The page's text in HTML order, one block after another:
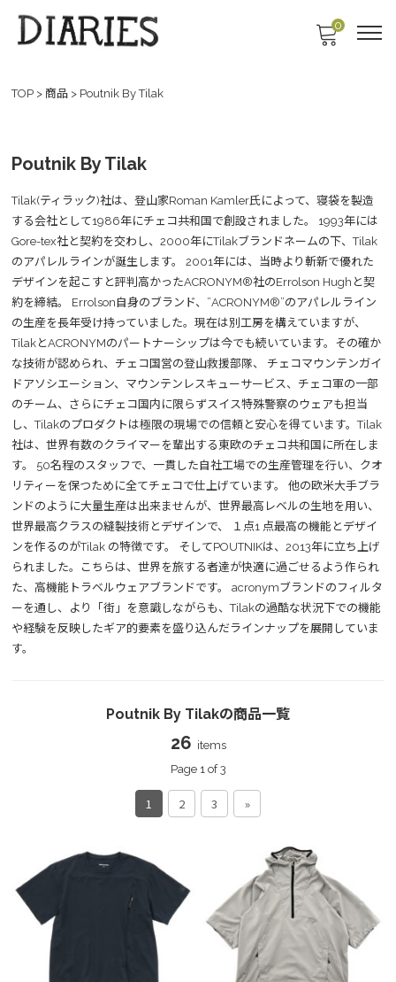
0
TOP > 商品 > Poutnik By Tilak
Poutnik By Tilak
Tilak(ティラック)社は、登山家Roman Kamler氏によって、寝袋を製造
する会社として1986年にチェコ共和国で創設されました。 1993年には
Gore-tex社と契約を交わし、2000年にTilakブランドネームの下、Tilak
のアパレルラインが誕生します。 2001年には、当時より斬新で優れた
デザインを起こすと評判高かったACRONYM®社のErrolson Hughと契
約を締結。 Errolson自身のブランド、”ACRONYM®”のアパレルライン
の生産を長年受け持っていました。現在は別工房を構えていますが、
TilakとACRONYMのパートナーシップは今でも続いています。その確か
な技術が認められ、チェコ国営の登山救援部隊、 チェコマウンテンガイ
ドアソシエーション、マウンテンレスキューサービス、チェコ軍の一部
のチーム、さらにチェコ国内に限らずスイス特殊警察のウェアも担当
し、Tilakのプロダクトは極限の現場での信頼と安心を得ています。Tilak
社は、世界有数のクライマーを輩出する東欧のチェコ共和国に所在しま
す。 50名程のスタッフで、一貫した自社工場での生産管理を行い、クオ
リティーを保つために全てチェコで仕上げています。 他の欧米大手ブラ
ンドのように大量生産は出来ませんが、世界最高レベルの生地を用い、
世界最高クラスの縫製技術とデザインで、 １点1 点最高の機能とデザイ
ンを作るのがTilak の特徴です。 そしてPOUTNIKは、2013年に立ち上げ
られました。こちらは、世界を旅する者達が快適に過ごせるよう作られ
た、高機能トラベルウェアブランドです。 acronymブランドのフィルタ
ーを通し、より「街」を意識しながらも、Tilakの過酷な状況下での機能
や経験を反映したギア的要素を盛り込んだラインナップを展開していま
す。
Poutnik By Tilakの商品一覧
26 items
Page 1 of 3
1 2 3 »